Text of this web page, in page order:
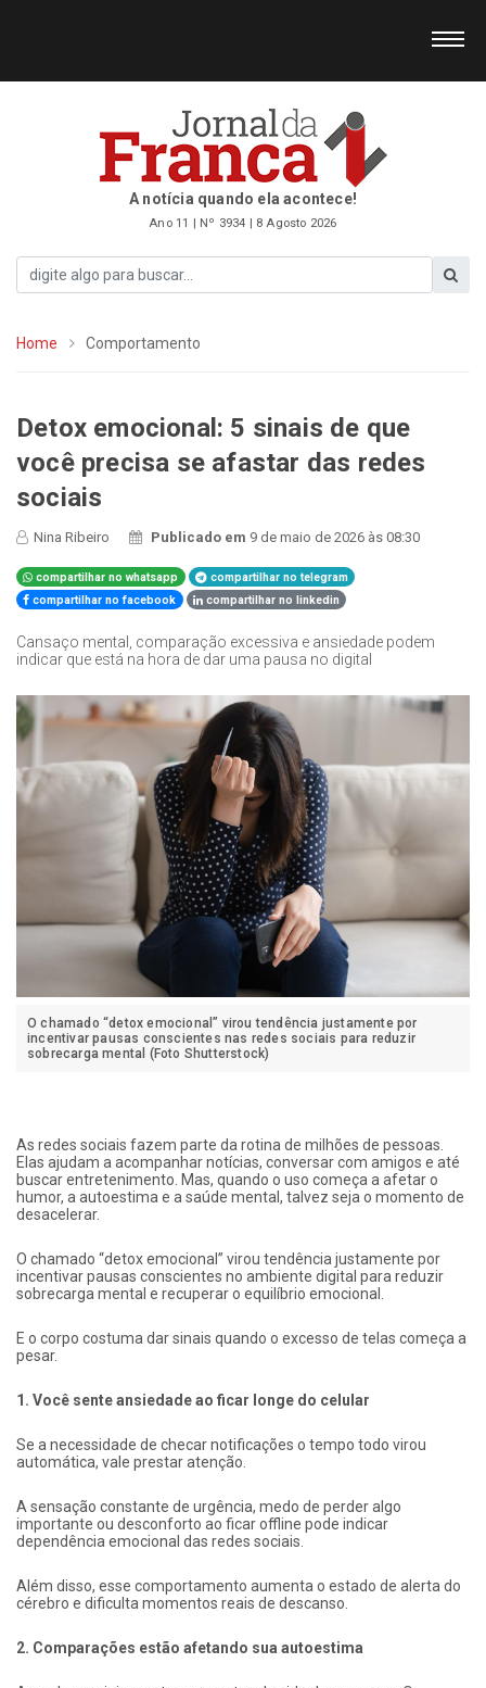
A notícia quando ela acontece!
Ano 11 | Nº 3934 | 8 Agosto 2026
Home Comportamento
Detox emocional: 5 sinais de que
você precisa se afastar das redes
sociais
Nina Ribeiro Publicado em 9 de maio de 2026 às 08:30
compartilhar no whatsapp
compartilhar no telegram
compartilhar no facebook
compartilhar no linkedin
Cansaço mental, comparação excessiva e ansiedade podem
indicar que está na hora de dar uma pausa no digital
O chamado “detox emocional” virou tendência justamente por
incentivar pausas conscientes nas redes sociais para reduzir
sobrecarga mental (Foto Shutterstock)
As redes sociais fazem parte da rotina de milhões de pessoas.
Elas ajudam a acompanhar notícias, conversar com amigos e até
buscar entretenimento. Mas, quando o uso começa a afetar o
humor, a autoestima e a saúde mental, talvez seja o momento de
desacelerar.
O chamado “detox emocional” virou tendência justamente por
incentivar pausas conscientes no ambiente digital para reduzir
sobrecarga mental e recuperar o equilíbrio emocional.
E o corpo costuma dar sinais quando o excesso de telas começa a
pesar.
1. Você sente ansiedade ao ficar longe do celular
Se a necessidade de checar notificações o tempo todo virou
automática, vale prestar atenção.
A sensação constante de urgência, medo de perder algo
importante ou desconforto ao ficar offline pode indicar
dependência emocional das redes sociais.
Além disso, esse comportamento aumenta o estado de alerta do
cérebro e dificulta momentos reais de descanso.
2. Comparações estão afetando sua autoestima